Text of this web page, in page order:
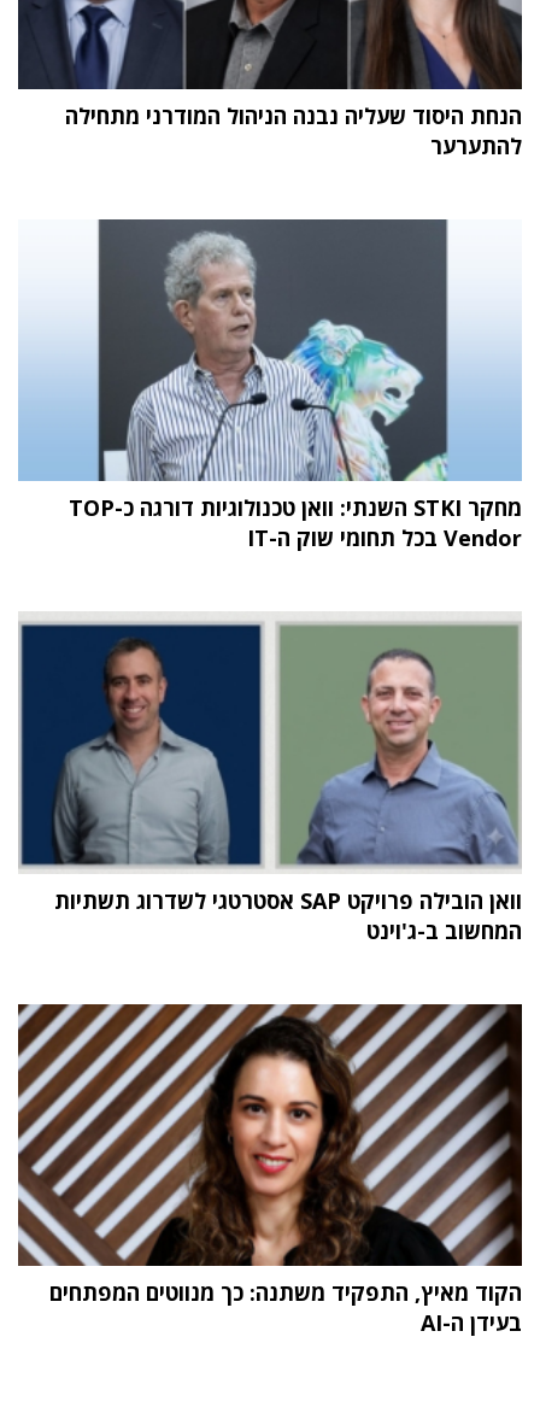
הנחת היסוד שעליה נבנה הניהול המודרני מתחילה
להתערער
מחקר STKI השנתי: וואן טכנולוגיות דורגה כ-TOP
Vendor בכל תחומי שוק ה-IT
וואן הובילה פרויקט SAP אסטרטגי לשדרוג תשתיות
המחשוב ב-ג'וינט
הקוד מאיץ, התפקיד משתנה: כך מנווטים המפתחים
בעידן ה-AI